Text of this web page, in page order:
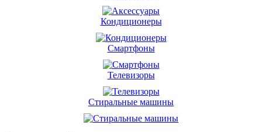
Кондиционеры
Смартфоны
Телевизоры
Стиральные машины